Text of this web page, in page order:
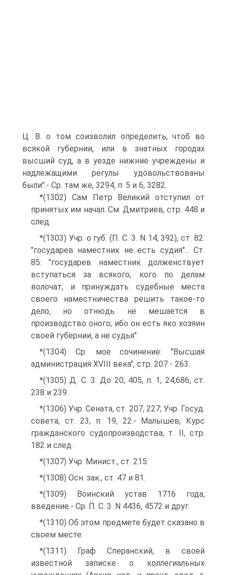
Ц. В. о том соизволил определить, чтоб во
всякой губернии, или в знатных городах
высший суд, а в уезде нижние учреждены и
надлежащими регулы удовольствованы
были".- Ср. там же, 3294, п. 5 и 6, 3282.
*(1302) Сам Петр Великий отступил от
принятых им начал. См. Дмитриев, стр. 448 и
след.
*(1303) Учр. о губ. (П. С. 3. N 14, 392), ст. 82:
"государев наместник не есть судия"... Ст.
85: "государев наместник долженствует
вступаться за всякого, кого по делам
волочат, и принуждать судебные места
своего наместничества решить такое-то
дело, но отнюдь не мешается в
производство оного; ибо он есть яко хозяин
своей губернии, а не судья".
*(1304) Ср. мое сочинение: "Высшая
администрация XVIII века", стр. 207 - 263.
*(1305) Д. С. 3. До 20, 405, п. 1, 24,686, ст.
238 и 239.
*(1306) Учр. Сената, ст. 207, 227; Учр. Госуд.
совета, ст. 23, п. 19, 22.- Малышев, Курс
гражданского судопроизводства, т. II, стр.
182 и след.
*(1307) Учр. Минист., ст. 215.
*(1308) Осн. зак., ст. 47 и 81.
*(1309) Воинский устав 1716 года,
введение.- Ср. П. С. 3. N 4436, 4572 и друг.
*(1310) Об этом предмете будет сказано в
своем месте.
*(1311) Граф Сперанский, в своей
известной записке о коллегиальных